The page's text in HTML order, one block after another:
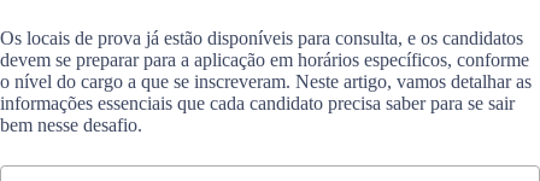
Os locais de prova já estão disponíveis para consulta, e os candidatos
devem se preparar para a aplicação em horários específicos, conforme
o nível do cargo a que se inscreveram. Neste artigo, vamos detalhar as
informações essenciais que cada candidato precisa saber para se sair
bem nesse desafio.